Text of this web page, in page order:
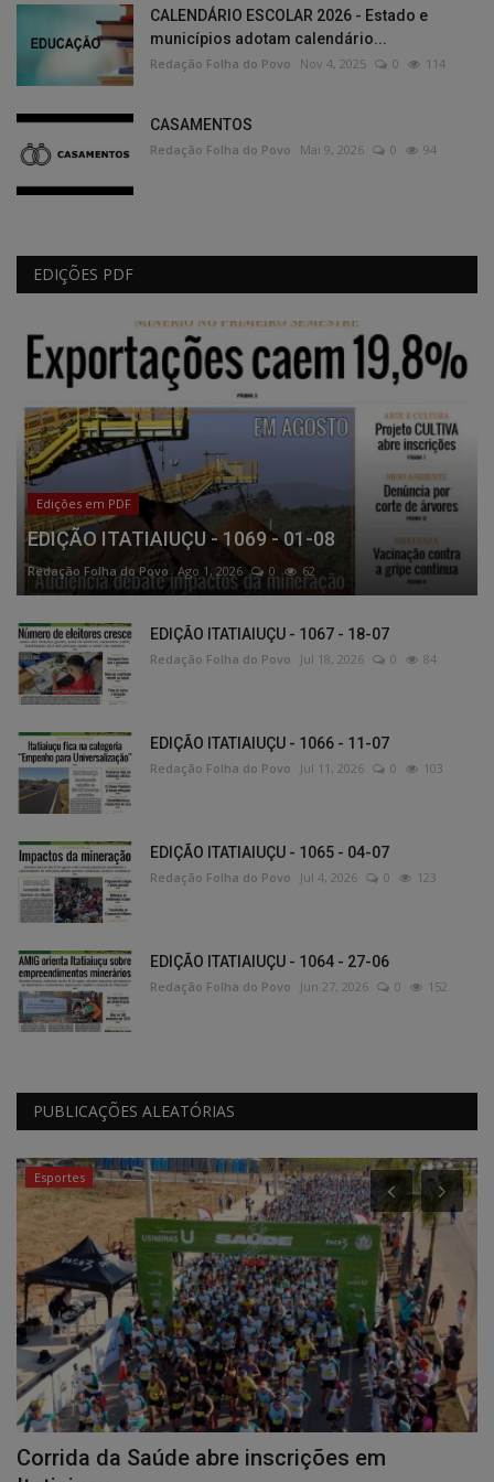
CALENDÁRIO ESCOLAR 2026 - Estado e
municípios adotam calendário...
Redação Folha do Povo Nov 4, 2025 0 114
CASAMENTOS
Redação Folha do Povo Mai 9, 2026 0 94
EDIÇÕES PDF
Edições em PDF
EDIÇÃO ITATIAIUÇU - 1069 - 01-08
Redação Folha do Povo Ago 1, 2026 0 62
EDIÇÃO ITATIAIUÇU - 1067 - 18-07
Redação Folha do Povo Jul 18, 2026 0 84
EDIÇÃO ITATIAIUÇU - 1066 - 11-07
Redação Folha do Povo Jul 11, 2026 0 103
EDIÇÃO ITATIAIUÇU - 1065 - 04-07
Redação Folha do Povo Jul 4, 2026 0 123
EDIÇÃO ITATIAIUÇU - 1064 - 27-06
Redação Folha do Povo Jun 27, 2026 0 152
PUBLICAÇÕES ALEATÓRIAS
Esportes
Corrida da Saúde abre inscrições em